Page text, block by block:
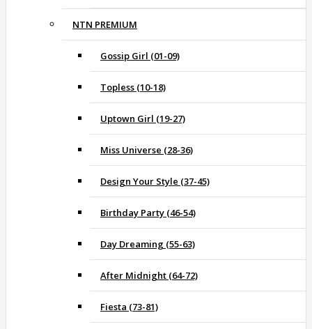
NTN PREMIUM
Gossip Girl (01-09)
Topless (10-18)
Uptown Girl (19-27)
Miss Universe (28-36)
Design Your Style (37-45)
Birthday Party (46-54)
Day Dreaming (55-63)
After Midnight (64-72)
Fiesta (73-81)